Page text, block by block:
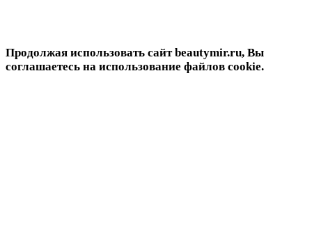
Продолжая использовать сайт beautymir.ru, Вы
соглашаетесь на использование файлов cookie.